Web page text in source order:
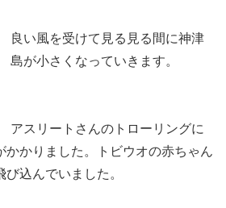
良い風を受けて見る見る間に神津
島が小さくなっていきます。
アスリートさんのトローリングに
かかりました。トビウオの赤ちゃん
込んでいました。